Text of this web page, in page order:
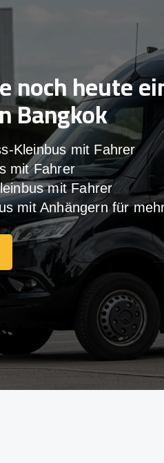
noch heute
Bangkok
Kleinbus mit Fahrer
mit Fahrer
mit Fahrer
mit Anhängern für